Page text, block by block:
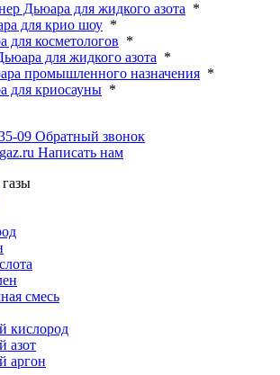
Дьюара для жидкого азота *
для крио шоу *
для косметологов *
для жидкого азота *
промышленного назначения *
для криосауны *
09 Обратный звонок
Написать нам
смесь
кислород
азот
аргон